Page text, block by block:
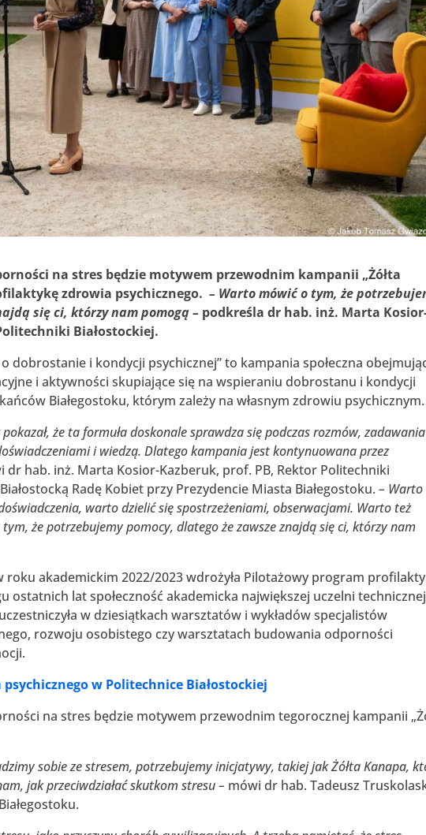
na stres będzie motywem przewodnim kampanii „Żółta
zdrowia psychicznego.– Warto mówić o tym, że
się ci, którzy nam pomogą – podkreśla dr hab. inż. Marta
Białostockiej.
dobrostanie i kondycji psychicznej” to kampania społeczna
i aktywności skupiające się na wspieraniu dobrostanu i kondycji
Białegostoku, którym zależy na własnym zdrowiu psychicznym.
że ta formuła doskonale sprawdza się podczas rozmów, zadawania
i wiedzą. Dlatego kampania jest kontynuowana przez
dr hab. inż. Marta Kosior-Kazberuk, prof. PB, Rektor Politechniki
Radę Kobiet przy Prezydencie Miasta Białegostoku.– Warto
warto dzielić się spostrzeżeniami, obserwacjami. Warto też
że potrzebujemy pomocy, dlatego że zawsze znajdą się ci, którzy nam
roku akademickim 2022/2023 wdrożyła Pilotażowy program
ostatnich lat społeczność akademicka największej uczelni
w dziesiątkach warsztatów i wykładów specjalistów
rozwoju osobistego czy warsztatach budowania odporności
w Politechnice Białostockiej
na stres będzie motywem przewodnim tegorocznej kampanii
sobie ze stresem, potrzebujemy inicjatywy, takiej jak Żółta Kanapa,
jak przeciwdziałać skutkom stresu – mówi dr hab. Tadeusz